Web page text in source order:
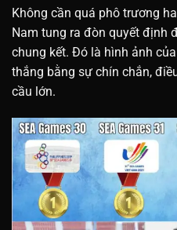
Không cần quá phô trương
Nam tung ra đòn quyết định
chung kết. Đó là hình ảnh
thắng bằng sự chín chắn,
cầu lớn.